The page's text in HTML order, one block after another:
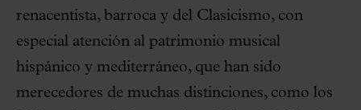
renacentista, barroca y del Clasicismo, con
especial atención al patrimonio musical
hispánico y mediterráneo, que han sido
merecedores de muchas distinciones, como los